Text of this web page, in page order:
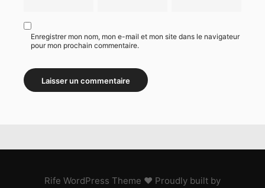
Enregistrer mon nom, mon e-mail et mon site dans le navigateur
pour mon prochain commentaire.
Rife WordPress Theme ♥ Proudly built by